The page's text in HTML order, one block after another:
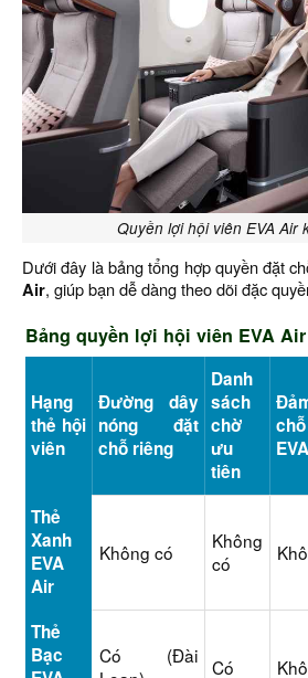
Quyền lợi hội viên EVA Air
Dưới đây là bảng tổng hợp quyền đặt
Air, giúp bạn dễ dàng theo dõi đặc
Bảng quyền lợi hội viên EVA
Hạng
thẻ hội
viên
Đường dây
nóng đặt
chỗ riêng
Danh
sách
chờ
ưu
tiên
Thẻ
Xanh
EVA
Air
Không có
Không
có
Thẻ
Bạc
Có (Đài
Có